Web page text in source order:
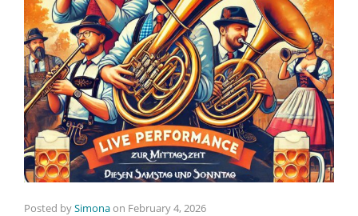
Posted bySimonaon February 4, 2026